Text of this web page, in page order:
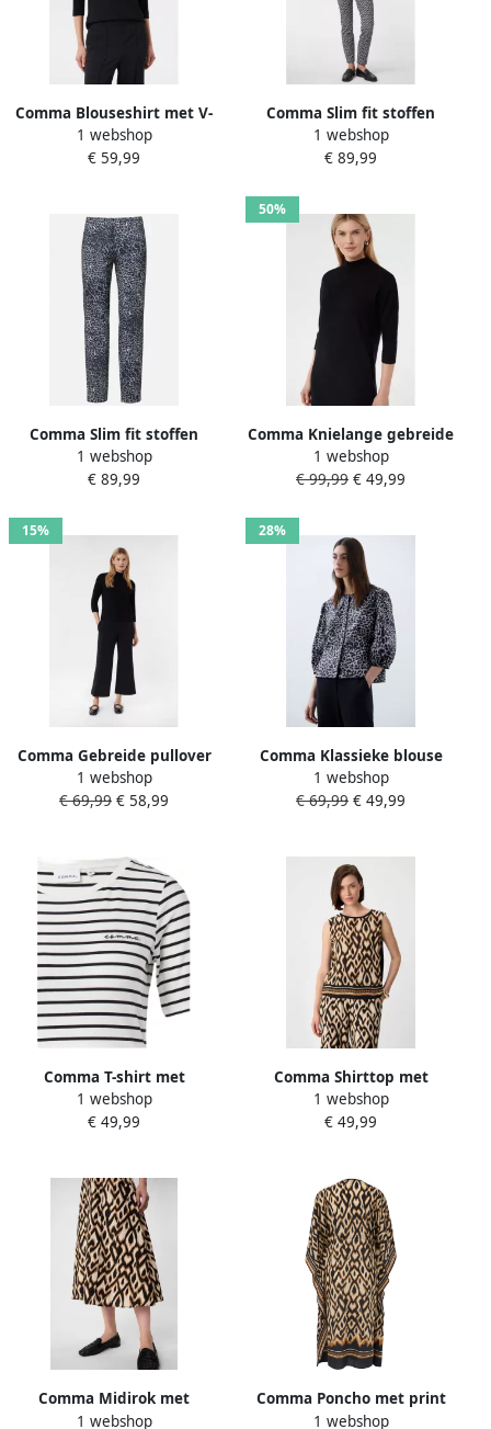
Comma Blouseshirt met V-
hals en 3 4-mouwen
1 webshop
€ 59,99
Comma Slim fit stoffen
broek met elastische band
1 webshop
€ 89,99
Comma Slim fit stoffen
broek met elastische band
1 webshop
€ 89,99
50%
Comma Knielange gebreide
jurk met opstaande kraag
en 3 4-mouwen
1 webshop
€ 99,99 € 49,99
15%
Comma Gebreide pullover
met opstaande kraag en 3
4-mouwen
1 webshop
€ 69,99 € 58,99
28%
Comma Klassieke blouse
met all-over luipaardprint
1 webshop
€ 69,99 € 49,99
Comma T-shirt met
geborduurd logo
1 webshop
€ 49,99
Comma Shirttop met
grafisch patroon
1 webshop
€ 49,99
Comma Midirok met
grafisch patroon viscose-
1 webshop
Comma Poncho met print
all-over
1 webshop